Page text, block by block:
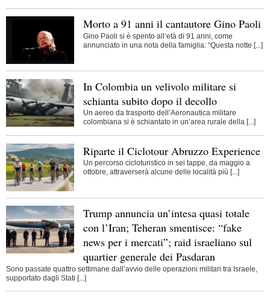
Morto a 91 anni il cantautore Gino Paoli
Gino Paoli si è spento all’età di 91 anni, come
annunciato in una nota della famiglia: “Questa notte [...]
In Colombia un velivolo militare si
schianta subito dopo il decollo
Un aereo da trasporto dell’Aeronautica militare
colombiana si è schiantato in un’area rurale della [...]
Riparte il Ciclotour Abruzzo Experience
Un percorso cicloturistico in sei tappe, da maggio a
ottobre, attraverserà alcune delle località più [...]
Trump annuncia un’intesa quasi totale
con l’Iran; Teheran smentisce: “fake
news per i mercati”; raid israeliano sul
quartier generale dei Pasdaran
Sono passate quattro settimane dall’avvio delle operazioni militari tra Israele,
supportato dagli Stati [...]